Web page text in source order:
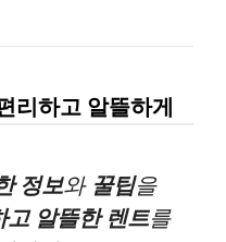
리하고 알뜰하게
정보와 꿀팁을
고 알뜰한 렌트를